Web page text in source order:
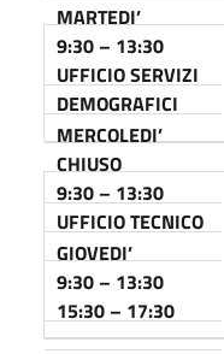
MARTEDI’
MERCOLEDI’
GIOVEDI’
9:30 – 13:30
CHIUSO
9:30 – 13:30
UFFICIO SERVIZI
DEMOGRAFICI
9:30 – 13:30
15:30 – 17:30
UFFICIO TECNICO